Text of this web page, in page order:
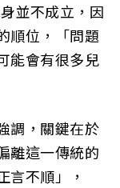
並不成立，因
順位，「問題
能會有很多兒
調，關鍵在於
離這一傳統的
言不順」，